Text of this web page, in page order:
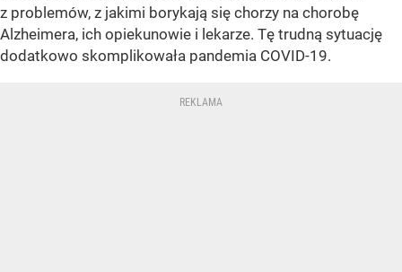
z problemów, z jakimi borykają się chorzy na chorobę
Alzheimera, ich opiekunowie i lekarze. Tę trudną sytuację
dodatkowo skomplikowała pandemia COVID-19.